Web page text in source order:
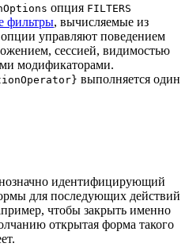
опция FILTERS
фильтры, вычисляемые из
опции управляют поведением
сессией, видимостью
модификаторами.
выполняется один
идентифицирующий
для последующих действий
чтобы закрыть именно
открытая форма такого